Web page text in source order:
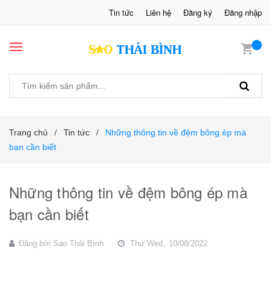
Tin tức Liên hệ Đăng ký Đăng nhập
Trang chủ / Tin tức /
Những thông tin về đệm bông ép mà
bạn cần biết
Những thông tin về đệm bông ép mà
bạn cần biết
Đăng bởi Sao Thái Bình Thứ Wed, 10/08/2022